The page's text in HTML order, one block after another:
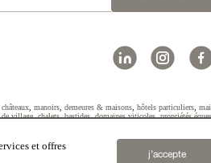
châteaux manoirs demeures & maisons hôtels particuliers
de village,chalets,bastides,domaines viticoles,propriétés
et offres
j’accepte